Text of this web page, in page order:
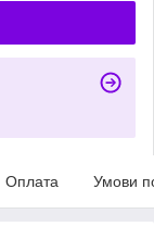
Оплата Умови